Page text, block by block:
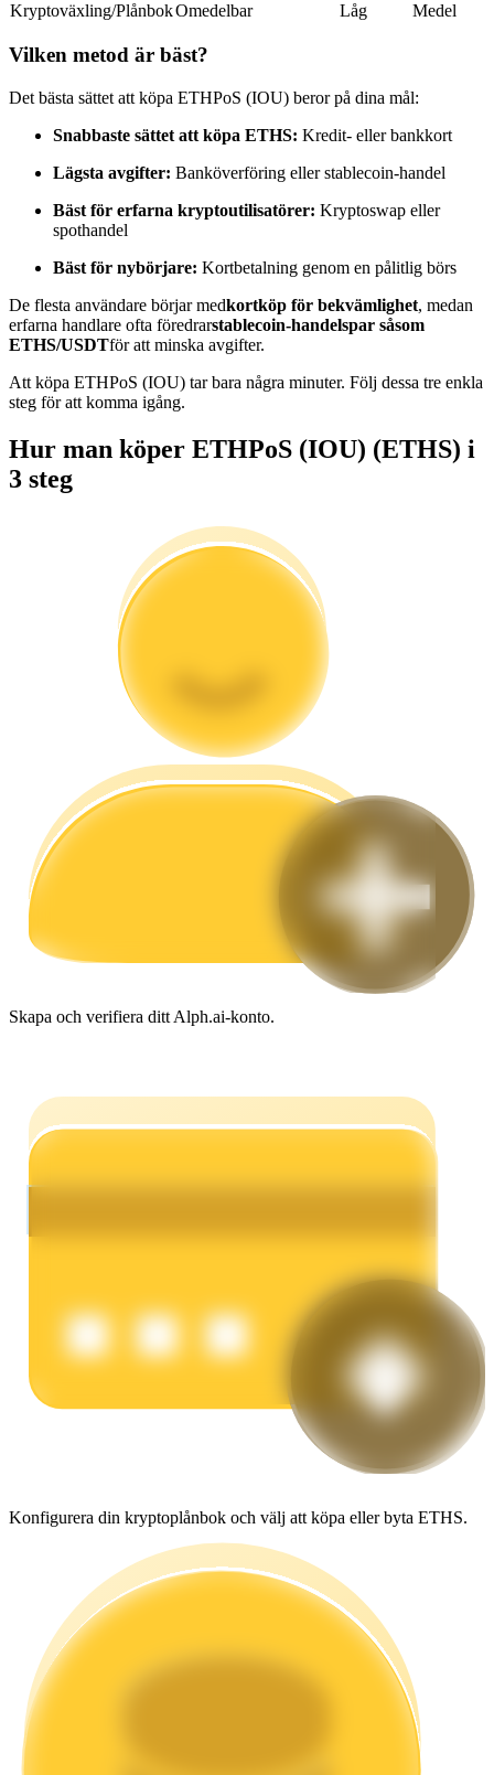
Kopiera Trading
Bli en Copy Trader
Njut av vinstdelning och kopieringshandelsprovisioner
Information
Big data-analys inklusive handelsinformation, etc.
Guide
Handelsstrategier
Lär dig hur du håller dig lönsam
Tjäna konkurrenskraftiga belöningar dagligen
Kryptoväxling/PlånbokOmedelbar Låg Medel
Vilken metod är bäst?
Det bästa sättet att köpa ETHPoS (IOU) beror på dina mål:
Snabbaste sättet att köpa ETHS: Kredit- eller bankkort
Lägsta avgifter: Banköverföring eller stablecoin-handel
Bäst för erfarna kryptoutilisatörer: Kryptoswap eller
spothandel
Bäst för nybörjare: Kortbetalning genom en pålitlig börs
De flesta användare börjar medkortköp för bekvämlighet, medan
erfarna handlare ofta föredrarstablecoin-handelspar såsom
ETHS/USDTför att minska avgifter.
Att köpa ETHPoS (IOU) tar bara några minuter. Följ dessa tre enkla
steg för att komma igång.
Hur man köper ETHPoS (IOU) (ETHS) i
3 steg
Skapa och verifiera ditt Alph.ai-konto.
Konfigurera din kryptoplånbok och välj att köpa eller byta ETHS.